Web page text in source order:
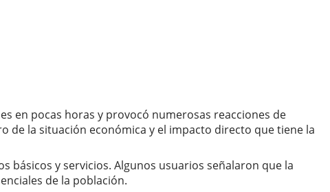
en pocas horas y provocó numerosas reacciones de
de la situación económica y el impacto directo que tiene la
y servicios. Algunos usuarios señalaron que la
de la población.